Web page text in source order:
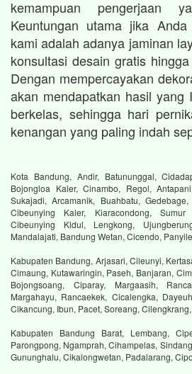
kemampuan pengerjaan
Keuntungan utama jika
kami adalah adanya jaminan
konsultasi desain gratis
Dengan mempercayakan
akan mendapatkan hasil yang
berkelas, sehingga hari
kenangan yang paling indah
Kota Bandung, Andir, Batununggal,
Bojongloa Kaler, Cinambo, Regol,
Sukajadi, Arcamanik, Buahbatu,
Cibeunying Kaler, Kiaracondong,
Cibeunying Kidul, Lengkong,
Mandalajati, Bandung Wetan, Cicendo,
Kabupaten Bandung, Arjasari, Cileunyi,
Cimaung, Kutawaringin, Paseh, Banjaran,
Bojongsoang, Ciparay, Margaasih,
Margahayu, Rancaekek, Cicalengka,
Cikancung, Ibun, Pacet, Soreang,
Kabupaten Bandung Barat, Lembang,
Parongpong, Ngamprah, Cihampelas,
Gununghalu, Cikalongwetan, Padalarang,